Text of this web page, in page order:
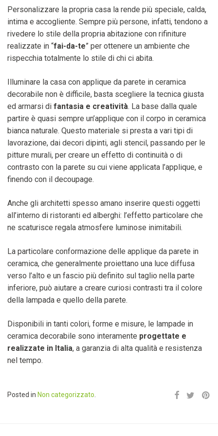
Personalizzare la propria casa la rende più speciale, calda,
intima e accogliente. Sempre più persone, infatti, tendono a
rivedere lo stile della propria abitazione con rifiniture
realizzate in “fai-da-te” per ottenere un ambiente che
rispecchia totalmente lo stile di chi ci abita.
Illuminare la casa con applique da parete in ceramica
decorabile non è difficile, basta scegliere la tecnica giusta
ed armarsi di fantasia e creatività. La base dalla quale
partire è quasi sempre un’applique con il corpo in ceramica
bianca naturale. Questo materiale si presta a vari tipi di
lavorazione, dai decori dipinti, agli stencil, passando per le
pitture murali, per creare un effetto di continuità o di
contrasto con la parete su cui viene applicata l’applique, e
finendo con il decoupage.
Anche gli architetti spesso amano inserire questi oggetti
all’interno di ristoranti ed alberghi: l’effetto particolare che
ne scaturisce regala atmosfere luminose inimitabili.
La particolare conformazione delle applique da parete in
ceramica, che generalmente proiettano una luce diffusa
verso l’alto e un fascio più definito sul taglio nella parte
inferiore, può aiutare a creare curiosi contrasti tra il colore
della lampada e quello della parete.
Disponibili in tanti colori, forme e misure, le lampade in
ceramica decorabile sono interamente progettate e
realizzate in Italia, a garanzia di alta qualità e resistenza
nel tempo.
Posted in Non categorizzato.